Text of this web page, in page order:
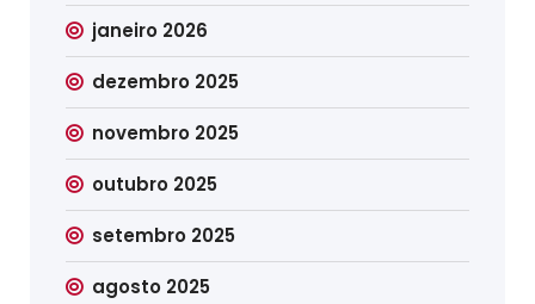
janeiro 2026
dezembro 2025
novembro 2025
outubro 2025
setembro 2025
agosto 2025